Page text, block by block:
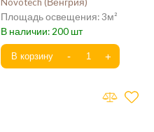
3
200